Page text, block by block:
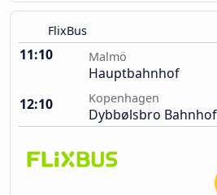
FlixBus
11:10 Malmö
Hauptbahnhof
12:10
Kopenhagen
Dybbølsbro Bahnhof